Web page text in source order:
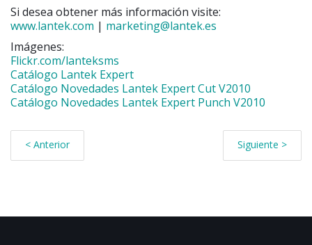
Si desea obtener más información visite:
www.lantek.com | marketing@lantek.es
Imágenes:
Flickr.com/lanteksms
Catálogo Lantek Expert
Catálogo Novedades Lantek Expert Cut V2010
Catálogo Novedades Lantek Expert Punch V2010
< Anterior Siguiente >